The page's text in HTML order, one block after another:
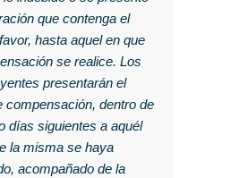
que contenga el
hasta aquel en que
se realice. Los
presentarán el
compensación, dentro de
días siguientes a aquél
la misma se haya
acompañado de la